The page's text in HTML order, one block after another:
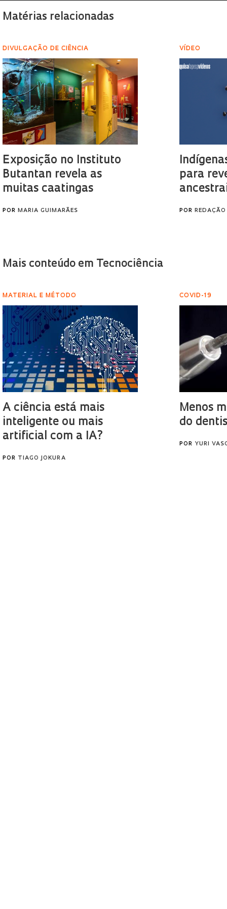
Matérias relacionadas
DIVULGAÇÃO DE CIÊNCIA
Exposição no Instituto
Butantan revela as
muitas caatingas
POR MARIA GUIMARÃES
VÍDEO
para
PORREDAÇÃO
Mais conteúdo em Tecnociência
MATERIAL E MÉTODO
A ciência está mais
inteligente ou mais
artificial com a IA?
POR TIAGO JOKURA
COVID-19
Menos
do
POR YURI